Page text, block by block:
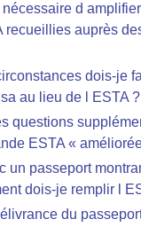
d
recueillies auprès
dois-je
au lieu de l ESTA ?
questions
ESTA «
un passeport
dois-je remplir l
du